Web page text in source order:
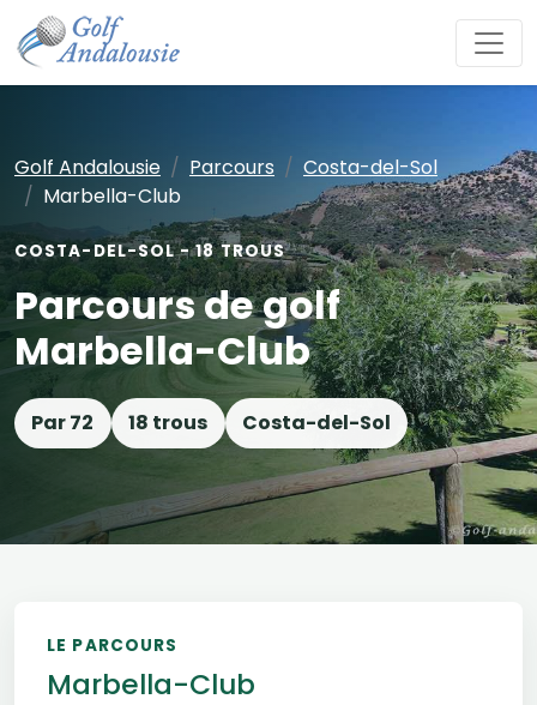
Golf Andalousie Parcours
Costa-del-Sol
Marbella-Club
COSTA-DEL-SOL - 18 TROUS
Parcours de golf
Marbella-Club
Par 72 18 trous Costa-del-Sol
LE PARCOURS
Marbella-Club